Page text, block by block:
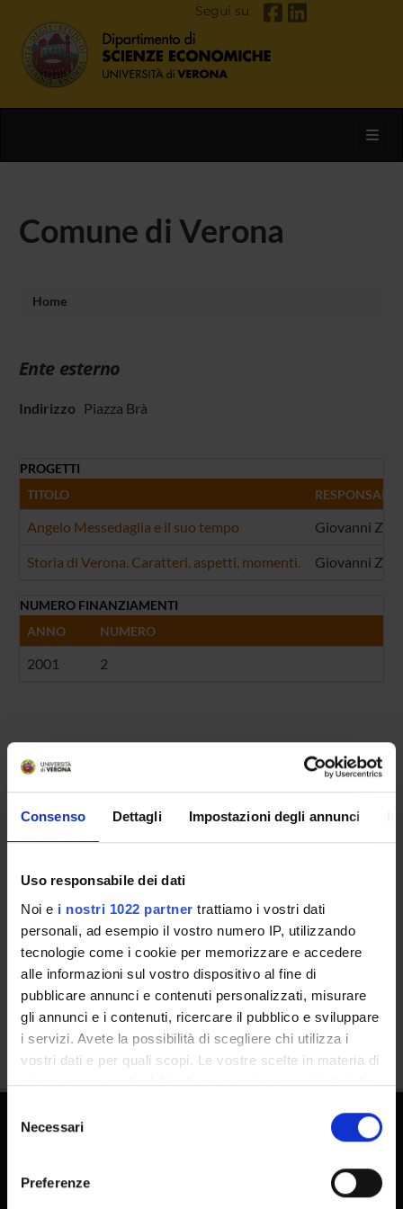
Consenso Dettagli Impostazioni degli annunci
Uso responsabile dei dati
Noi e i nostri 1022 partner trattiamo i vostri dati
personali, ad esempio il vostro numero IP, utilizzando
tecnologie come i cookie per memorizzare e accedere
alle informazioni sul vostro dispositivo al fine di
pubblicare annunci e contenuti personalizzati, misurare
gli annunci e i contenuti, ricercare il pubblico e sviluppare
i servizi. Avete la possibilità di scegliere chi utilizza i
vostri dati e per quali scopi. Le vostre scelte in materia di
privacy sono applicabili solo su questa proprietà digitale
modificare o revocare il proprio consenso in qualsiasi
momento dalla Dichiarazione sui cookie o facendo clic
delNecessari
Preferenze
Segui su
Comune di Verona
Home
Ente esterno
IndirizzoPiazza Brà
PROGETTI
TITOLO
RESPONSABILI
Angelo Messedaglia e il suo tempo Giovanni
Storia di Verona. Caratteri, aspetti, momenti. Giovanni
NUMERO FINANZIAMENTI
ANNO
NUMERO
2001 2
Contatti
Persone
Luoghi
Calendario
Condividi